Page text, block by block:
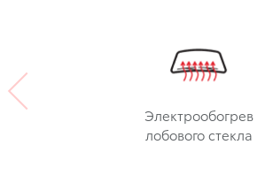
Электрообогрев
лобового стекла